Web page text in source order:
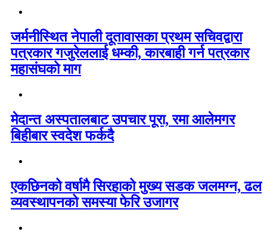
जर्मनीस्थित नेपाली दूतावासका प्रथम सचिवद्वारा
पत्रकार गजुरेललाई धम्की, कारबाही गर्न पत्रकार
महासंघको माग
मेदान्त अस्पतालबाट उपचार पूरा, रमा आलेमगर
बिहीबार स्वदेश फर्कदै
एकछिनको वर्षामै सिरहाको मुख्य सडक जलमग्न, ढल
व्यवस्थापनको समस्या फेरि उजागर